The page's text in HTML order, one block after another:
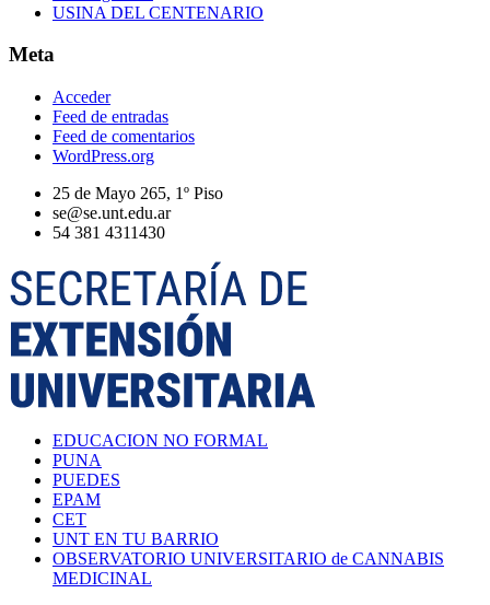
USINA DEL CENTENARIO
Meta
Acceder
Feed de entradas
Feed de comentarios
WordPress.org
25 de Mayo 265, 1º Piso
se@se.unt.edu.ar
54 381 4311430
EDUCACION NO FORMAL
PUNA
PUEDES
EPAM
CET
UNT EN TU BARRIO
OBSERVATORIO UNIVERSITARIO de CANNABIS
MEDICINAL